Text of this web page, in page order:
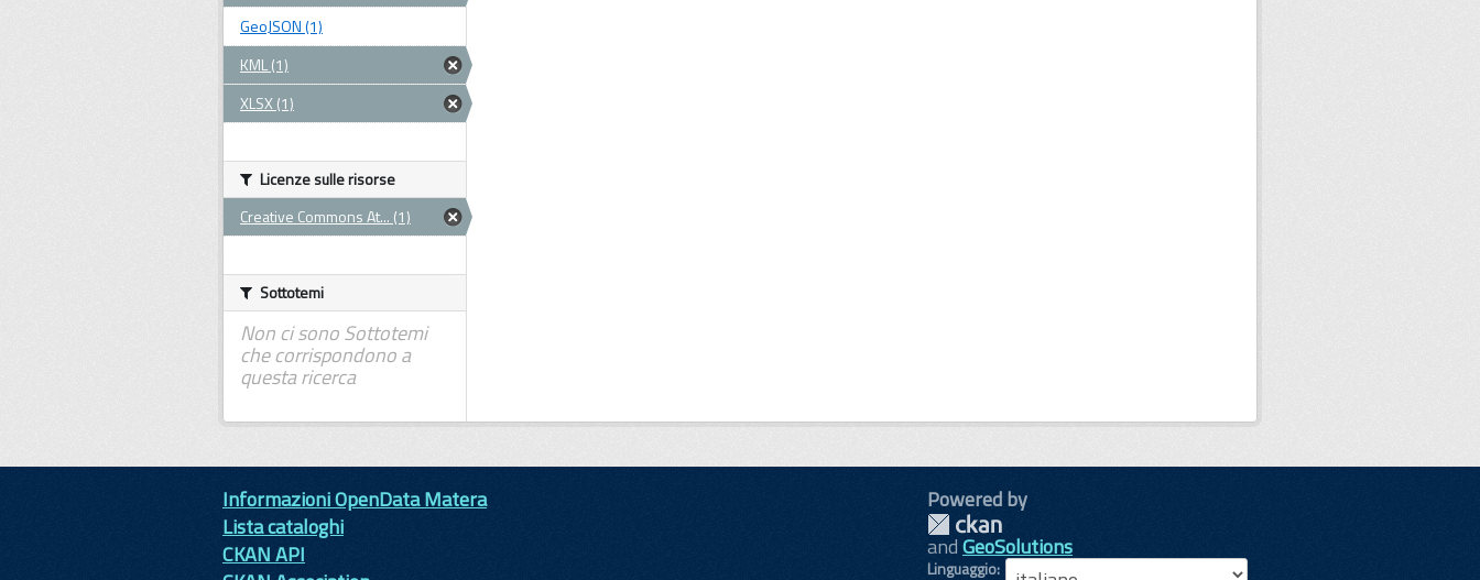
GeoJSON (1)
KML (1)
XLSX (1)
Licenze sulle risorse
Creative Commons At... (1)
Sottotemi
Non ci sono Sottotemi
che corrispondono a
questa ricerca
Informazioni OpenData Matera
Lista cataloghi
CKAN API
Powered by
andGeoSolutions
Linguaggio